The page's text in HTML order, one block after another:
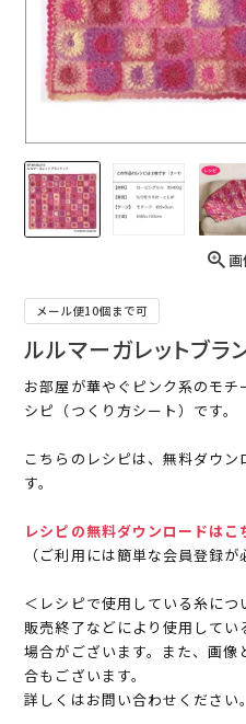
メール便10個まで可
ルルマーガレットブラ
お部屋が華やぐピンク系のモ
シピ（つくり方シート）です。
こちらのレシピは、無料ダウン
す。
レシピの無料ダウンロードは
（ご利用には簡単な会員登録が
＜レシピで使用している糸につ
販売終了などにより使用して
場合がございます。また、画
合もございます。
詳しくはお問い合わせください。